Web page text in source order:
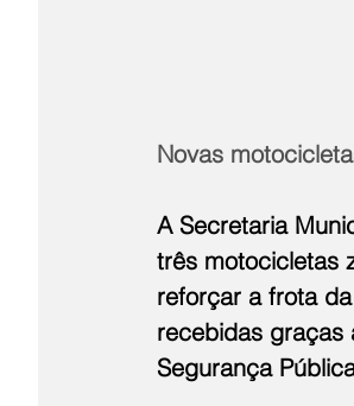
Novas
A Secretaria
três motocicletas
reforçar a frota
recebidas graças
Segurança